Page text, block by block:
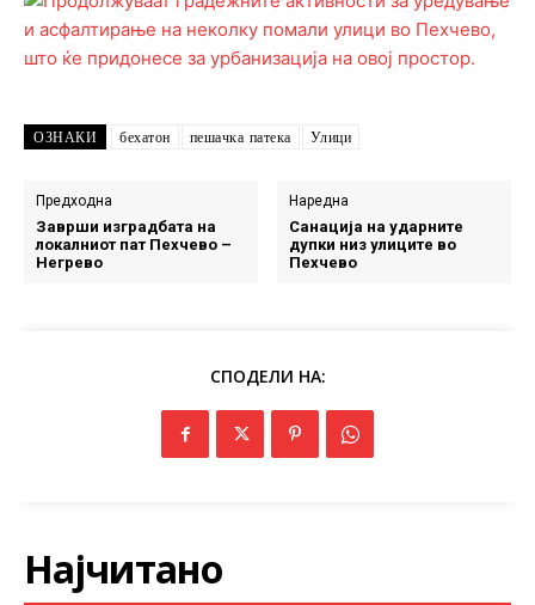
ОЗНАКИ бехатон пешачка патека Улици
Предходна
Заврши изградбата на
локалниот пат Пехчево –
Негрево
Наредна
Санација на ударните
дупки низ улиците во
Пехчево
СПОДЕЛИ НА:
Најчитано